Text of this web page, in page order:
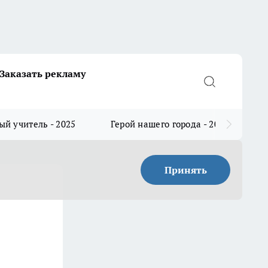
Заказать рекламу
учитель - 2025 Герой нашего города - 2025
Принять